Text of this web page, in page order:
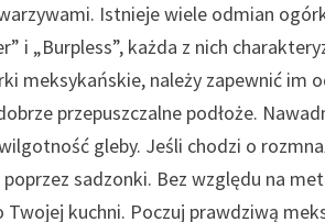
Istnieje wiele odmian
i „Burpless”, każda z nich
meksykańskie, należy zapewnić im
przepuszczalne podłoże.
gleby. Jeśli chodzi o
sadzonki. Bez względu na
kuchni. Poczuj prawdziwą